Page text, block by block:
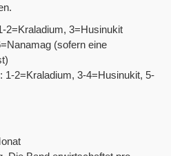
2=Kraladium, 3=Husinukit
(sofern eine
1-2=Kraladium, 3-4=Husinukit, 5-